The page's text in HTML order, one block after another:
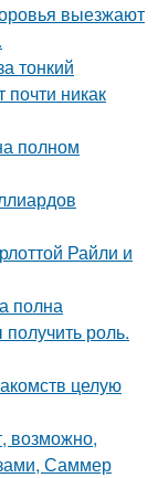
выезжают
тонкий
никак
полном
Райли и
полна
роль.
целую
возможно,
Саммер